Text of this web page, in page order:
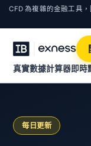
CFD 為複雜的金融工具
真實數據計算器即時
每日更新